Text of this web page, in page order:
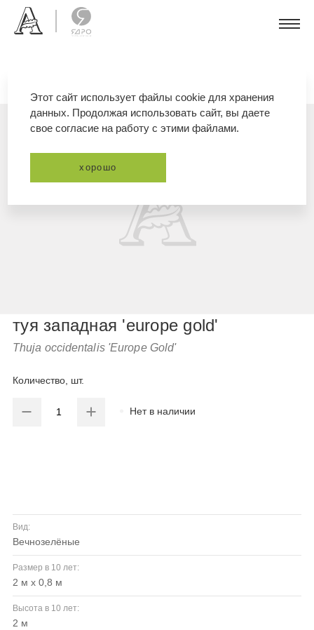
туя западная 'europe gold'
Thuja occidentalis 'Europe Gold'
Количество, шт.
Нет в наличии
Вид:
вечнозелёные
Размер в 10 лет:
2 м х 0,8 м
Высота в 10 лет:
2 м
Этот сайт использует файлы cookie для хранения
данных. Продолжая использовать сайт, вы даете
свое согласие на работу с этими файлами.
хорошо